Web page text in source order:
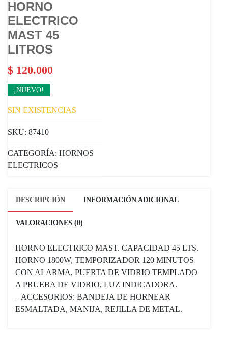
HORNO
ELECTRICO
MAST 45
LITROS
$ 120.000
¡NUEVO!
SIN EXISTENCIAS
SKU: 87410
CATEGORÍA: HORNOS
ELECTRICOS
DESCRIPCIÓN INFORMACIÓN ADICIONAL
VALORACIONES (0)
HORNO ELECTRICO MAST. CAPACIDAD 45 LTS.
HORNO 1800W, TEMPORIZADOR 120 MINUTOS
CON ALARMA, PUERTA DE VIDRIO TEMPLADO
A PRUEBA DE VIDRIO, LUZ INDICADORA.
– ACCESORIOS: BANDEJA DE HORNEAR
ESMALTADA, MANIJA, REJILLA DE METAL.